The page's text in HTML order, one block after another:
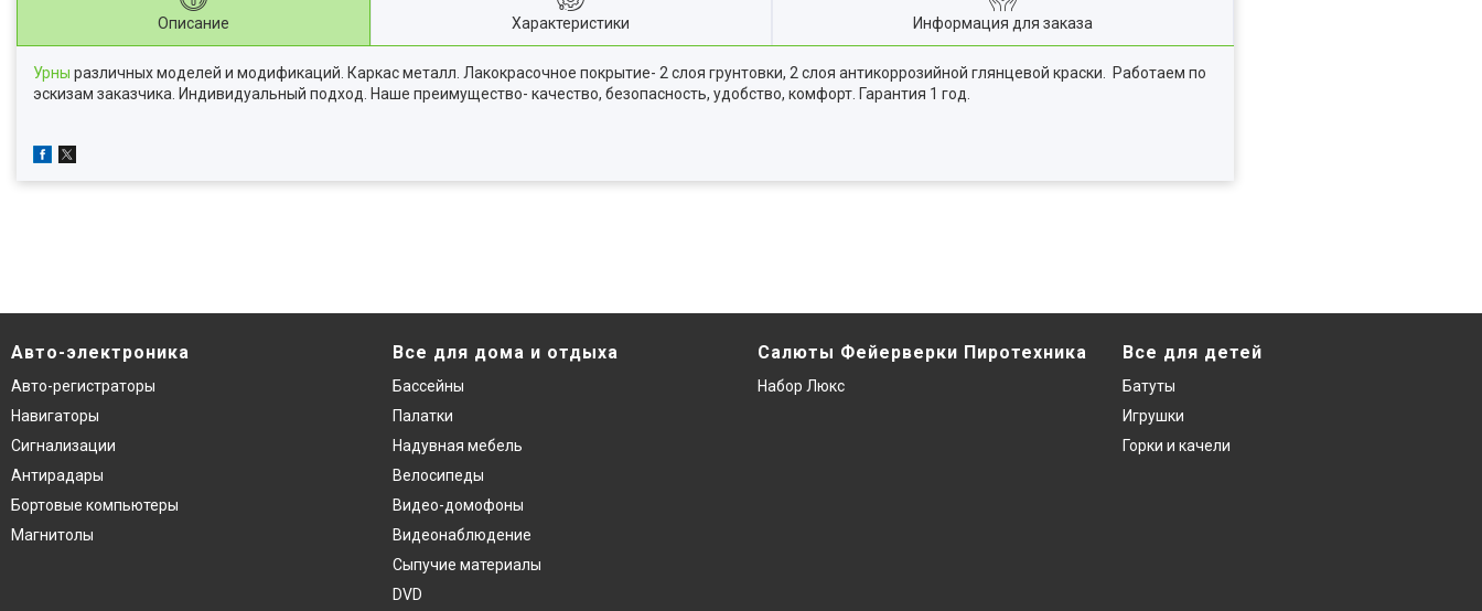
Описание Характеристики Информация для заказа
Урны различных моделей и модификаций. Каркас металл. Лакокрасочное покрытие- 2 слоя грунтовки, 2 слоя антикоррозийной глянцевой краски. Работаем по
эскизам заказчика. Индивидуальный подход. Наше преимущество- качество, безопасность, удобство, комфорт. Гарантия 1 год.
Авто-электроника
Авто-регистраторы
Навигаторы
Сигнализации
Антирадары
Бортовые компьютеры
Магнитолы
Все для дома и отдыха
Бассейны
Палатки
Надувная мебель
Велосипеды
Видео-домофоны
Видеонаблюдение
Сыпучие материалы
DVD
Салюты Фейерверки Пиротехника
Набор Люкс
Все для детей
Батуты
Игрушки
Горки и качели